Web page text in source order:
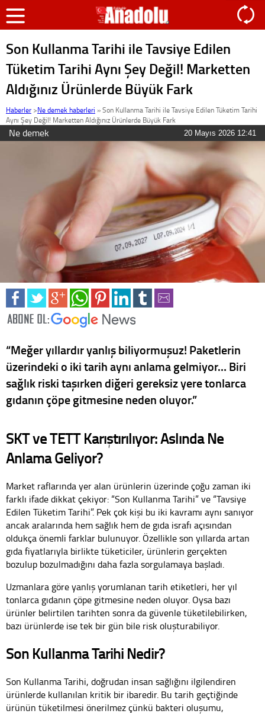
Son Kullanma Tarihi ile Tavsiye Edilen
Tüketim Tarihi Aynı Şey Değil! Marketten
Aldığınız Ürünlerde Büyük Fark
Haberler >Ne demek haberleri »Son Kullanma Tarihi ile Tavsiye Edilen Tüketim Tarihi
Aynı Şey Değil! Marketten Aldığınız Ürünlerde Büyük Fark
Ne demek 20 Mayıs 2026 12:41
“Meğer yıllardır yanlış biliyormuşuz! Paketlerin
üzerindeki o iki tarih aynı anlama gelmiyor… Biri
sağlık riski taşırken diğeri gereksiz yere tonlarca
gıdanın çöpe gitmesine neden oluyor.”
SKT ve TETT Karıştırılıyor: Aslında Ne
Anlama Geliyor?
Market raflarında yer alan ürünlerin üzerinde çoğu zaman iki
farklı ifade dikkat çekiyor: “Son Kullanma Tarihi” ve “Tavsiye
Edilen Tüketim Tarihi”. Pek çok kişi bu iki kavramı aynı sanıyor
ancak aralarında hem sağlık hem de gıda israfı açısından
oldukça önemli farklar bulunuyor. Özellikle son yıllarda artan
gıda fiyatlarıyla birlikte tüketiciler, ürünlerin gerçekten
bozulup bozulmadığını daha fazla sorgulamaya başladı.
Uzmanlara göre yanlış yorumlanan tarih etiketleri, her yıl
tonlarca gıdanın çöpe gitmesine neden oluyor. Oysa bazı
ürünler belirtilen tarihten sonra da güvenle tüketilebilirken,
bazı ürünlerde ise tek bir gün bile risk oluşturabiliyor.
Son Kullanma Tarihi Nedir?
Son Kullanma Tarihi, doğrudan insan sağlığını ilgilendiren
ürünlerde kullanılan kritik bir ibaredir. Bu tarih geçtiğinde
ürünün tüketilmesi önerilmez çünkü bakteri oluşumu,